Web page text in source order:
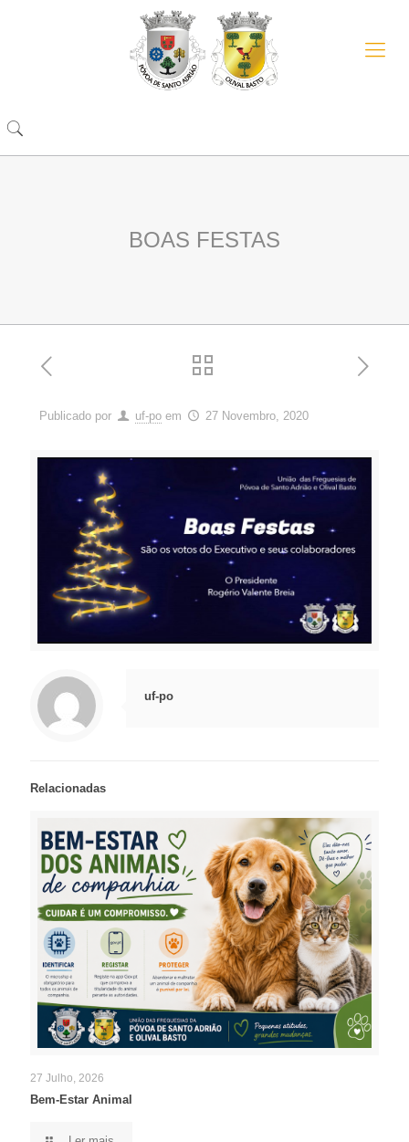
BOAS FESTAS
Publicado por uf-po em 27 Novembro, 2020
uf-po
Relacionadas
27 Julho, 2026
Bem-Estar Animal